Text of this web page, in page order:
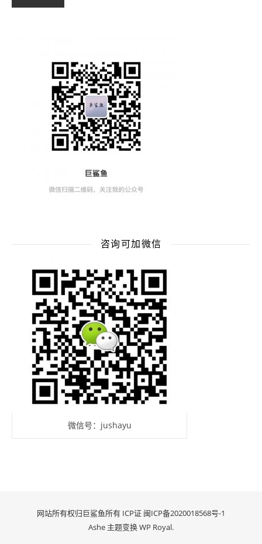
咨询可加微信
微信号：jushayu
网站所有权归巨鲨鱼所有 ICP证 闽ICP备2020018568号-1
Ashe 主题变换WP Royal.